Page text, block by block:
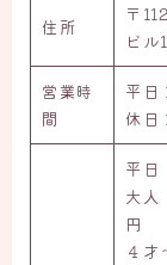
住所
〒
ビル
営業時
間
平日
休日
平日
大人
円
４